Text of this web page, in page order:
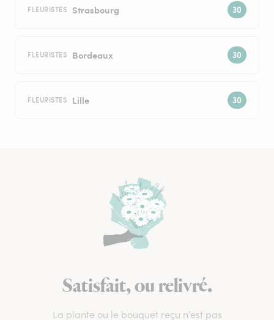
FLEURISTES Strasbourg
FLEURISTES Bordeaux
FLEURISTES Lille
Satisfait, ou relivré.
La plante ou le bouquet reçu n’est pas